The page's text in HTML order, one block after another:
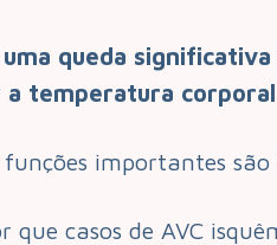
uma queda
temperatura corporal
importantes
que casos de AVC